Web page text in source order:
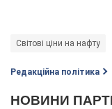
Світові ціни на нафту
Редакційна політика